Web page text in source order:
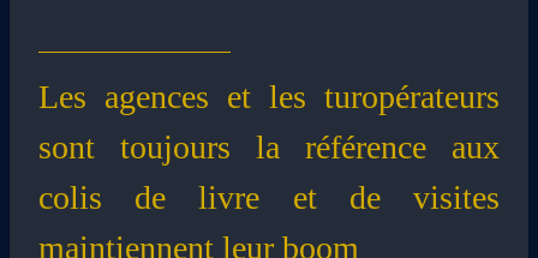
Les agences et les turopérateurs
sont toujours la référence aux
colis de livre et de visites
maintiennent leur boom